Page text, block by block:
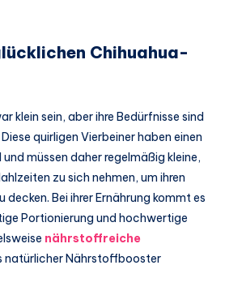
Chihuahua-
klein sein, aber ihre Bedürfnisse sind
quirligen Vierbeiner haben einen
müssen daher regelmäßig kleine,
zu sich nehmen, um ihren
decken. Bei ihrer Ernährung kommt es
Portionierung und hochwertige
nährstoffreiche
natürlicher Nährstoffbooster